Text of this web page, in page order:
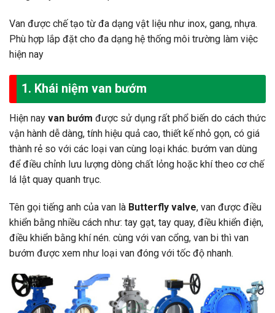
Van được chế tạo từ đa dạng vật liệu như inox, gang, nhựa.
Phù hợp lắp đặt cho đa dạng hệ thống môi trường làm việc
hiện nay
1. Khái niệm van bướm
Hiện nay van bướm được sử dụng rất phổ biến do cách thức
vận hành dễ dàng, tính hiệu quả cao, thiết kế nhỏ gọn, có giá
thành rẻ so với các loại van cùng loại khác. bướm van dùng
để điều chỉnh lưu lượng dòng chất lỏng hoặc khí theo cơ chế
lá lật quay quanh trục.
Tên gọi tiếng anh của van là Butterfly valve, van được điều
khiển bằng nhiều cách như: tay gạt, tay quay, điều khiển điện,
điều khiển bằng khí nén. cùng với van cổng, van bi thì van
bướm được xem như loại van đóng với tốc độ nhanh.